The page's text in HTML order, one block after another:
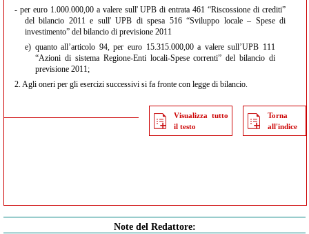
- per euro 1.000.000,00 a valere sull' UPB di entrata 461 “Riscossione di crediti”
del bilancio 2011 e sull' UPB di spesa 516 “Sviluppo locale – Spese di
investimento” del bilancio di previsione 2011
e) quanto all’articolo 94, per euro 15.315.000,00 a valere sull’UPB 111
“Azioni di sistema Regione-Enti locali-Spese correnti” del bilancio di
previsione 2011;
2. Agli oneri per gli esercizi successivi si fa fronte con legge di bilancio.
Visualizza tutto
il testo
Torna
all'indice
Note del Redattore: